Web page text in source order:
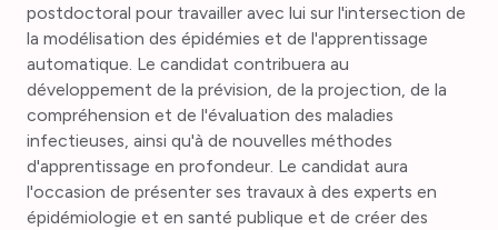
postdoctoral pour travailler avec lui sur l'intersection de
la modélisation des épidémies et de l'apprentissage
automatique. Le candidat contribuera au
développement de la prévision, de la projection, de la
compréhension et de l'évaluation des maladies
infectieuses, ainsi qu'à de nouvelles méthodes
d'apprentissage en profondeur. Le candidat aura
l'occasion de présenter ses travaux à des experts en
épidémiologie et en santé publique et de créer des